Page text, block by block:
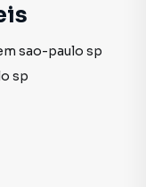
sao-paulo sp
sp